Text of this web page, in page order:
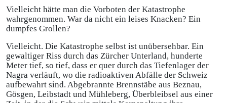
Vielleicht hätte man die Vorboten der Katastrophe
wahrgenommen. War da nicht ein leises Knacken? Ein
dumpfes Grollen?
Vielleicht. Die Katastrophe selbst ist unübersehbar. Ein
gewaltiger Riss durch das Zürcher Unterland, hunderte
Meter tief, so tief, dass er quer durch das Tiefenlager der
Nagra verläuft, wo die radioaktiven Abfälle der Schweiz
aufbewahrt sind. Abgebrannte Brennstäbe aus Beznau,
Gösgen, Leibstadt und Mühleberg, Überbleibsel aus einer